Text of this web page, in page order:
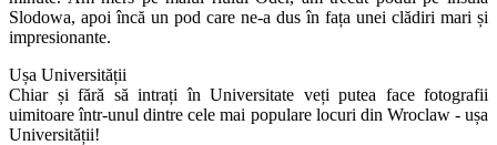
Slodowa, apoi încă un pod care ne-a dus în fața unei clădiri mari și
impresionante.
Ușa Universității
Chiar și fără să intrați în Universitate veți putea face fotografii
uimitoare într-unul dintre cele mai populare locuri din Wroclaw - ușa
Universității!